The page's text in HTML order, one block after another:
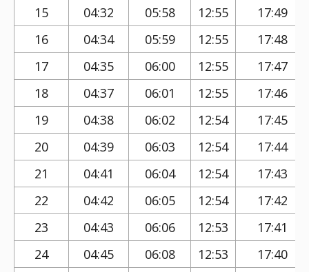
15
04:32 05:58 12:55
17:49
16
04:34 05:59 12:55
17:48
17
04:35 06:00 12:55
17:47
18
04:37 06:01 12:55
17:46
19
04:38 06:02 12:54
17:45
20
04:39 06:03 12:54
17:44
21
04:41 06:04 12:54
17:43
22
04:42 06:05 12:54
17:42
23
04:43 06:06 12:53
17:41
24
04:45 06:08 12:53 17:40